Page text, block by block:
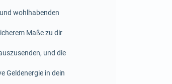
wohlhabenden
Maße zu dir
und die
Geldenergie in dein